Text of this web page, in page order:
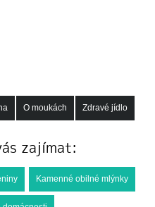
O moukách Zdravé jídlo
zajímat:
Kamenné obilné mlýnky